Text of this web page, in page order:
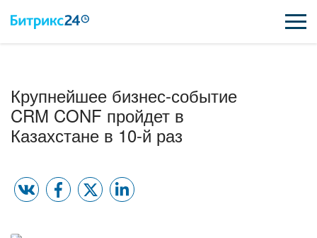
ЦЕНЫ
ИНТЕГРАЦИИ
ПОДДЕРЖКА
Крупнейшее бизнес-событие
CRM CONF пройдет в
Казахстане в 10-й раз